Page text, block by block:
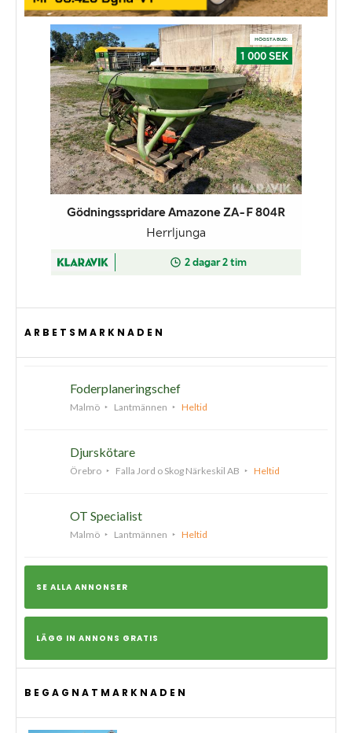
ARBETSMARKNADEN
Foderplaneringschef
Malmö Lantmännen Heltid
Djurskötare
Örebro Falla Jord o Skog Närkeskil AB Heltid
OT Specialist
Malmö Lantmännen Heltid
SE ALLA ANNONSER
LÄGG IN ANNONS GRATIS
BEGAGNATMARKNADEN